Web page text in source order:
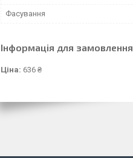
Фасування
Інформація для замовлення
Ціна: 636 ₴